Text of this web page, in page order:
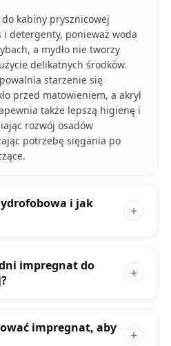
kabiny prysznicowej
i detergenty, ponieważ woda
a mydło nie tworzy
delikatnych środków.
starzenie się
przed matowieniem, a akryl
także lepszą higienę i
rozwój osadów
potrzebę sięgania po
i jak
impregnat do
impregnat, aby